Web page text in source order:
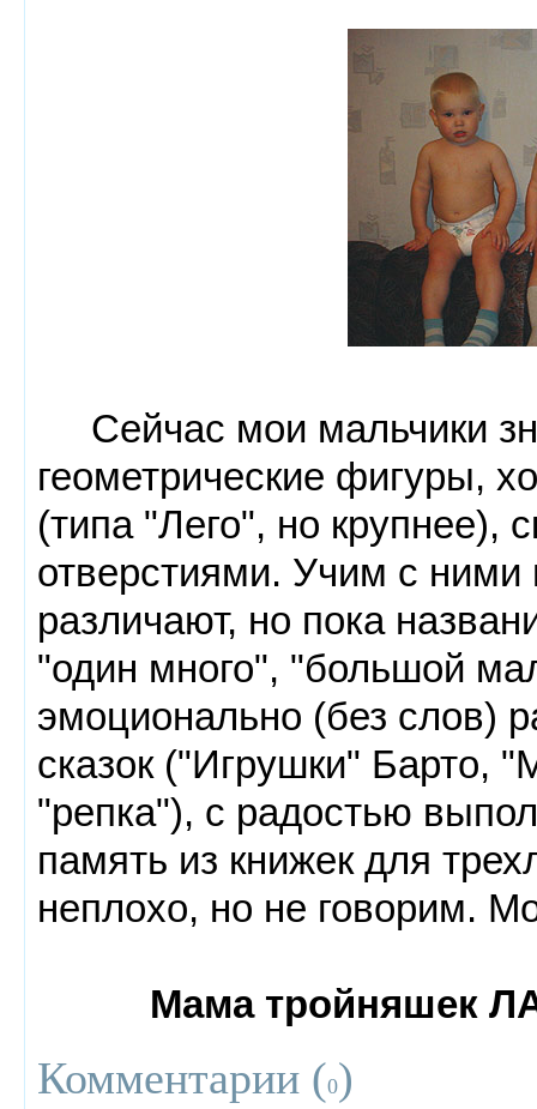
Сейчас мои мальчики
геометрические фигуры,
(типа "Лего", но крупнее),
отверстиями. Учим с
различают, но пока
"один много", "большой
эмоционально (без слов)
сказок ("Игрушки" Барто,
"репка"), с радостью
память из книжек для
неплохо, но не говорим.
Мама тройняшек
Комментарии (0)